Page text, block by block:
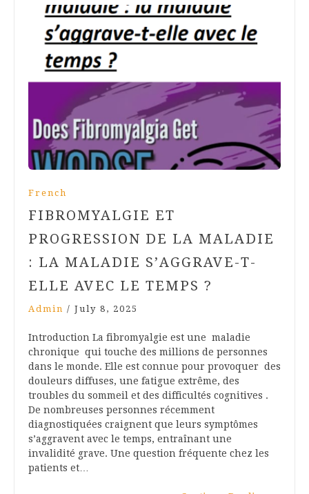
French
FIBROMYALGIE ET
PROGRESSION DE LA MALADIE
: LA MALADIE S’AGGRAVE-T-
ELLE AVEC LE TEMPS ?
Admin / July 8, 2025
Introduction La fibromyalgie est une maladie
chronique qui touche des millions de personnes
dans le monde. Elle est connue pour provoquer des
douleurs diffuses, une fatigue extrême, des
troubles du sommeil et des difficultés cognitives .
De nombreuses personnes récemment
diagnostiquées craignent que leurs symptômes
s’aggravent avec le temps, entraînant une
invalidité grave. Une question fréquente chez les
patients et…